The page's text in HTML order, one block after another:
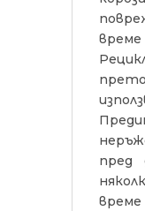
време
пред